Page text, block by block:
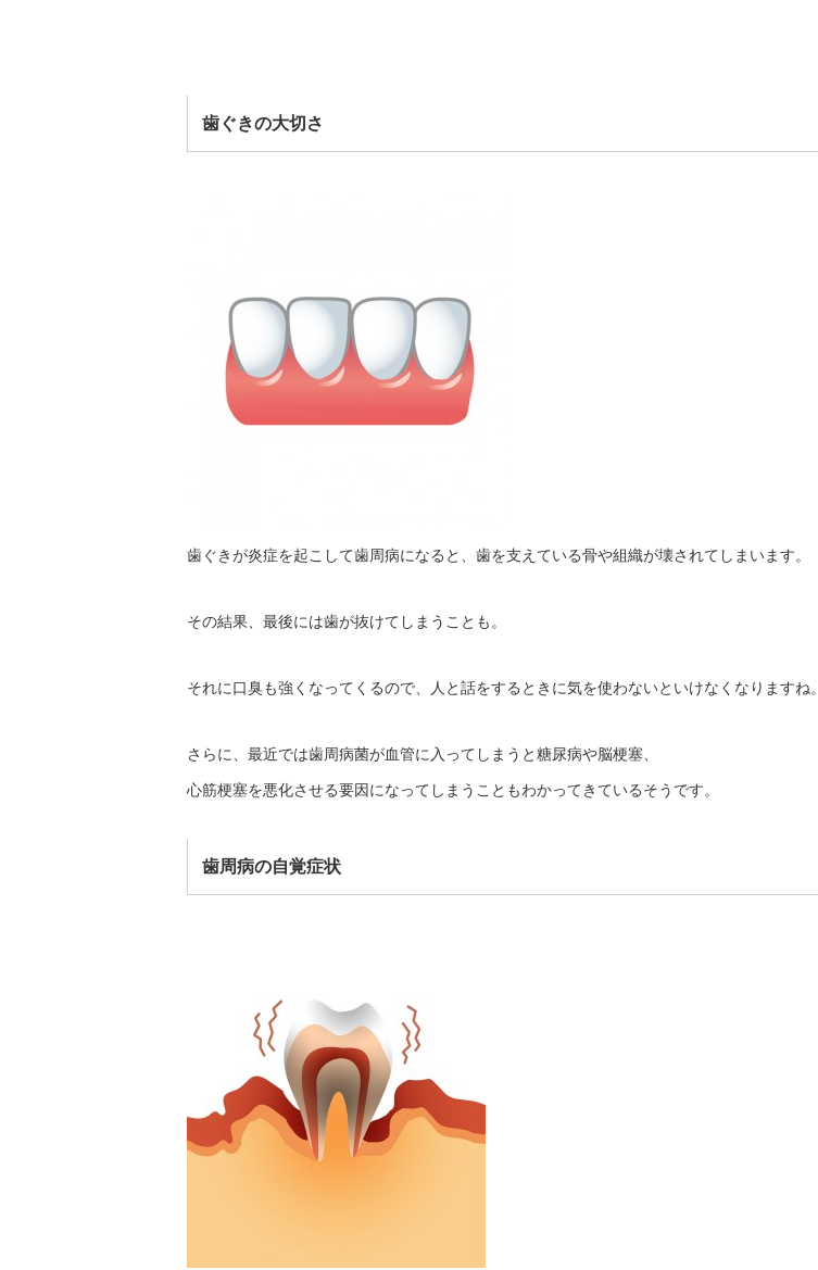
歯ぐきの大切さ
歯ぐきが炎症を起こして歯周病になると、歯を支えている骨や組織が壊されてしまいます。
その結果、最後には歯が抜けてしまうことも。
それに口臭も強くなってくるので、人と話をするときに気を使わないといけなくなりますね。
さらに、最近では歯周病菌が血管に入ってしまうと糖尿病や脳梗塞、
心筋梗塞を悪化させる要因になってしまうこともわかってきているそうです。
歯周病の自覚症状